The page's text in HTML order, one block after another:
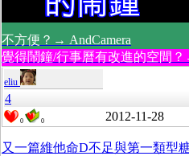
不方便？→ AndCamera
覺得鬧鐘/行事曆有改進的空間
eliu
4
0 0 2012-11-28
又一篇維他命D不足與第一類型